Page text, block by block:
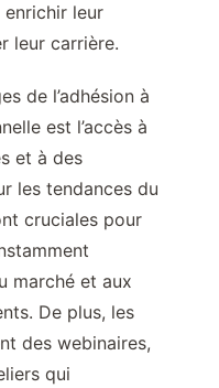
leur
leur carrière.
de l’adhésion à
est l’accès à
et à des
les tendances du
cruciales pour
marché et aux
De plus, les
des webinaires,
qui